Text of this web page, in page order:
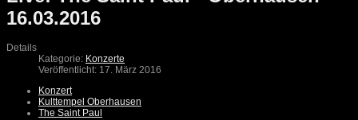
16.03.2016
Details
Kategorie: Konzerte
Veröffentlicht: 17. März 2016
Konzert
Kulttempel Oberhausen
The Saint Paul